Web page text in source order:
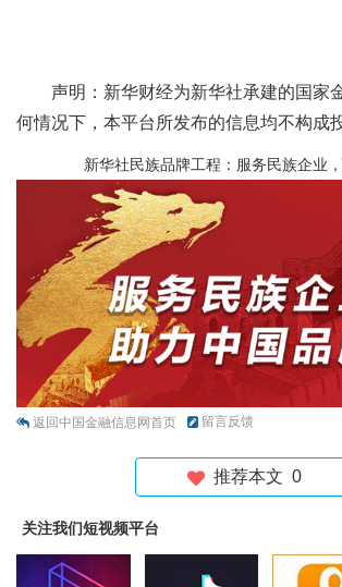
声明：新华财经为新华社承建的国家
何情况下，本平台所发布的信息均不构成
新华社民族品牌工程：服务民族企业
返回中国金融信息网首页 留言反馈
推荐本文 0
关注我们短视频平台